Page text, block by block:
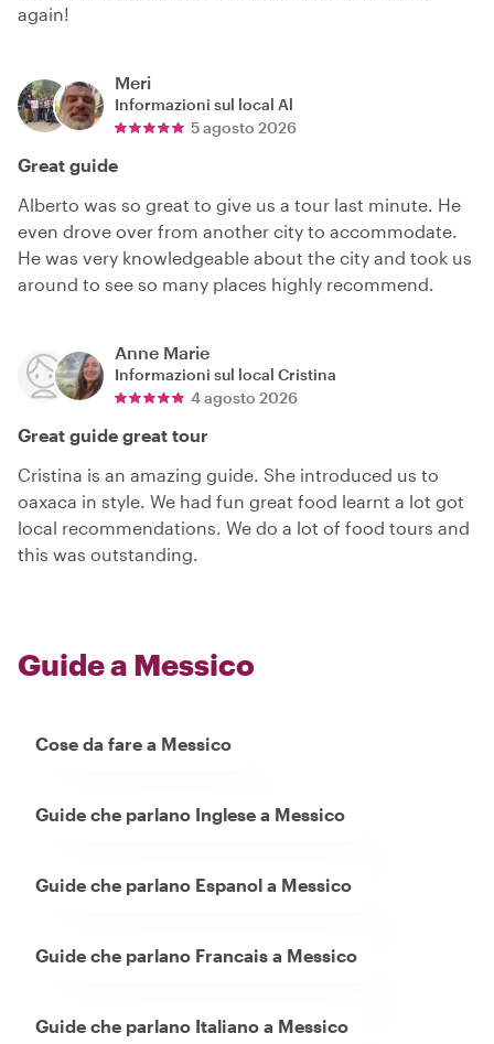
again!
Meri
Informazioni sul local Al
5 agosto 2026
Great guide
Alberto was so great to give us a tour last minute. He
even drove over from another city to accommodate.
He was very knowledgeable about the city and took us
around to see so many places highly recommend.
Anne Marie
Informazioni sul local Cristina
4 agosto 2026
Great guide great tour
Cristina is an amazing guide. She introduced us to
oaxaca in style. We had fun great food learnt a lot got
local recommendations. We do a lot of food tours and
this was outstanding.
Guide a Messico
Cose da fare a Messico
Guide che parlano Inglese a Messico
Guide che parlano Espanol a Messico
Guide che parlano Francais a Messico
Guide che parlano Italiano a Messico